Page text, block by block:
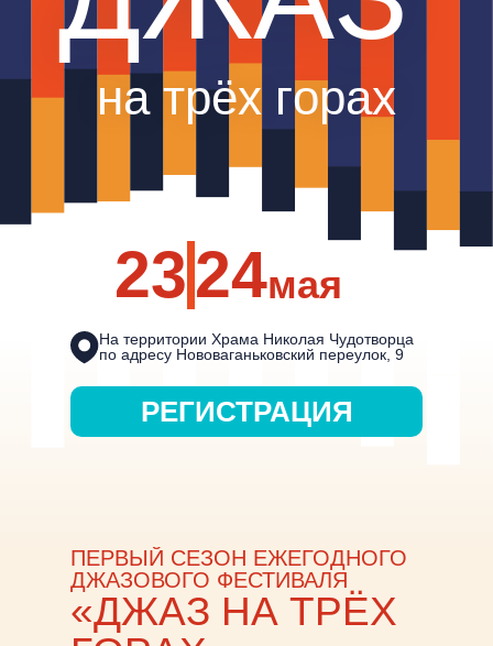
РЕГИСТРАЦИЯ
2324мая
На территории Храма Николая Чудотворца
по адресу Нововаганьковский переулок, 9
ПЕРВЫЙ СЕЗОН ЕЖЕГОДНОГО
ДЖАЗОВОГО ФЕСТИВАЛЯ